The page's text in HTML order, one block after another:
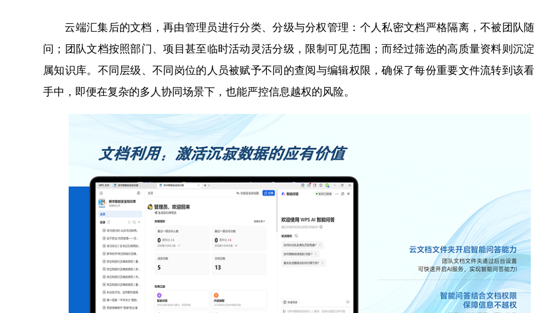
云端汇集后的文档，再由管理员进行分类、分级与分权管理：个人私密文档严格隔离，不被团队
问；团队文档按照部门、项目甚至临时活动灵活分级，限制可见范围；而经过筛选的高质量资料则沉
属知识库。不同层级、不同岗位的人员被赋予不同的查阅与编辑权限，确保了每份重要文件流转到该看
手中，即便在复杂的多人协同场景下，也能严控信息越权的风险。